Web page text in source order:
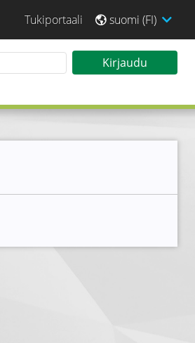
Tukiportaali suomi (FI)
Kirjaudu